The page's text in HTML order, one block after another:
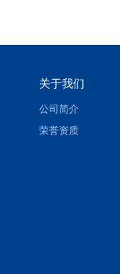
关于我们
公司简介
荣誉资质